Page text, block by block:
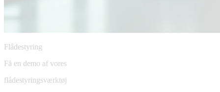
Flådestyring
Få en demo af vores
flådestyringsværktøj